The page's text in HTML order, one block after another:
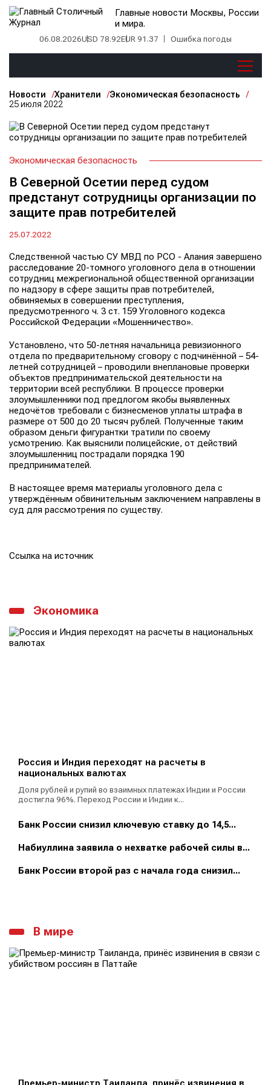
Главные новости Москвы, России
и мира.
06.08.2026USD 78.92EUR 91.37 Ошибка погоды
Новости Хранители
Экономическая безопасность
25 июля 2022
Экономическая безопасность
В Северной Осетии перед судом
предстанут сотрудницы организации по
защите прав потребителей
25.07.2022
Следственной частью СУ МВД по РСО - Алания завершено
расследование 20-томного уголовного дела в отношении
сотрудниц межрегиональной общественной организации
по надзору в сфере защиты прав потребителей,
обвиняемых в совершении преступления,
предусмотренного ч. 3 ст. 159 Уголовного кодекса
Российской Федерации «Мошенничество».
Установлено, что 50-летняя начальница ревизионного
отдела по предварительному сговору с подчинённой – 54-
летней сотрудницей – проводили внеплановые проверки
объектов предпринимательской деятельности на
территории всей республики. В процессе проверки
злоумышленники под предлогом якобы выявленных
недочётов требовали с бизнесменов уплаты штрафа в
размере от 500 до 20 тысяч рублей. Полученные таким
образом деньги фигурантки тратили по своему
усмотрению. Как выяснили полицейские, от действий
злоумышленниц пострадали порядка 190
предпринимателей.
В настоящее время материалы уголовного дела с
утверждённым обвинительным заключением направлены в
суд для рассмотрения по существу.
Ссылка на источник
Экономика
Россия и Индия переходят на расчеты в
национальных валютах
Доля рублей и рупий во взаимных платежах Индии и России
достигла 96%. Переход России и Индии к...
Банк России снизил ключевую ставку до 14,5...
Набиуллина заявила о нехватке рабочей силы в...
Банк России второй раз с начала года снизил...
В мире